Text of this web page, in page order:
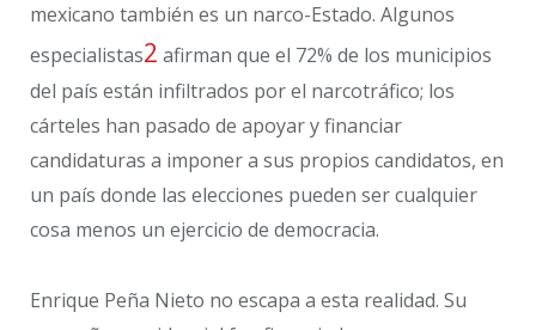
mexicano también es un narco-Estado. Algunos
especialistas2 afirman que el 72% de los municipios
del país están infiltrados por el narcotráfico; los
cárteles han pasado de apoyar y financiar
candidaturas a imponer a sus propios candidatos, en
un país donde las elecciones pueden ser cualquier
cosa menos un ejercicio de democracia.
Enrique Peña Nieto no escapa a esta realidad. Su